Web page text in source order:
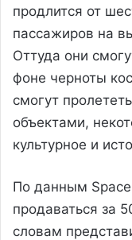
продлится от
пассажиров на
Оттуда они
фоне черноты
смогут
объектами,
культурное и
По данным
продаваться за
словам